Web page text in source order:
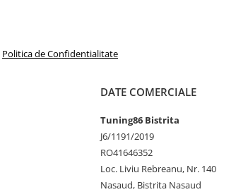
Politica de Confidentialitate
DATE COMERCIALE
Tuning86 Bistrita
J6/1191/2019
RO41646352
Loc. Liviu Rebreanu, Nr. 140
Nasaud, Bistrita Nasaud